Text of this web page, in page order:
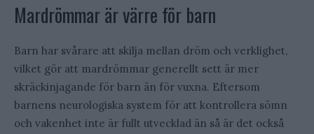
Mardrömmar är värre för barn
Barn har svårare att skilja mellan dröm och verklighet,
vilket gör att mardrömmar generellt sett är mer
skräckinjagande för barn än för vuxna. Eftersom
barnens neurologiska system för att kontrollera sömn
och vakenhet inte är fullt utvecklad än så är det också